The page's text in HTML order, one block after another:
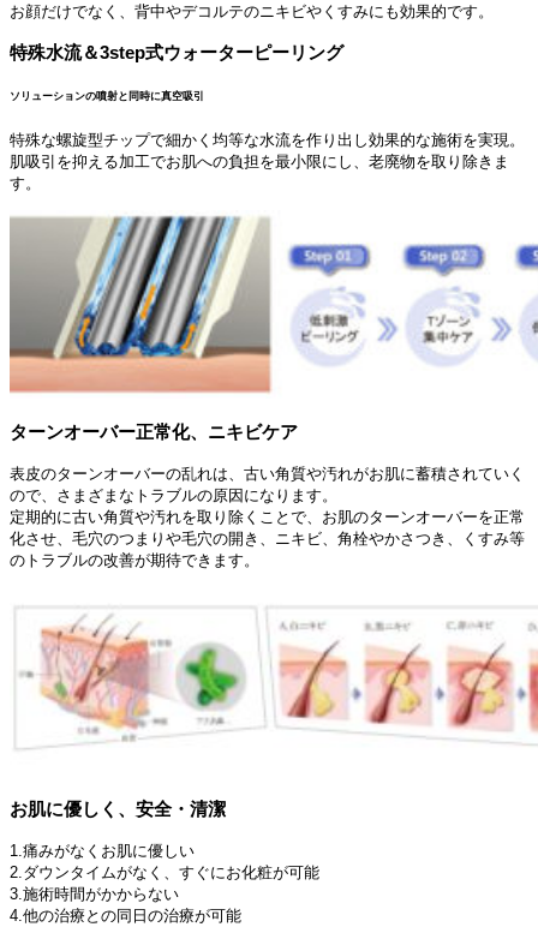
お顔だけでなく、背中やデコルテのニキビやくすみにも効果的です。
特殊水流＆3step式ウォーターピーリング
ソリューションの噴射と同時に真空吸引
特殊な螺旋型チップで細かく均等な水流を作り出し効果的な施術を実現。
肌吸引を抑える加工でお肌への負担を最小限にし、老廃物を取り除きま
す。
ターンオーバー正常化、ニキビケア
表皮のターンオーバーの乱れは、古い角質や汚れがお肌に蓄積されていく
ので、さまざまなトラブルの原因になります。
定期的に古い角質や汚れを取り除くことで、お肌のターンオーバーを正常
化させ、毛穴のつまりや毛穴の開き、ニキビ、角栓やかさつき、くすみ等
のトラブルの改善が期待できます。
お肌に優しく、安全・清潔
1.痛みがなくお肌に優しい
2.ダウンタイムがなく、すぐにお化粧が可能
3.施術時間がかからない
4.他の治療との同日の治療が可能